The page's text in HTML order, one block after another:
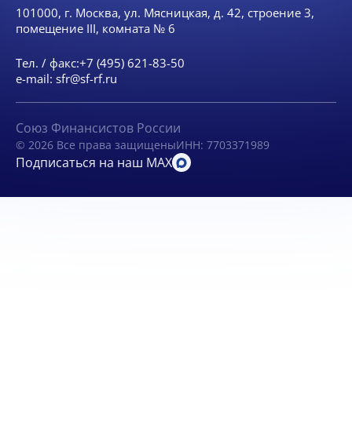
101000, г. Москва, ул. Мясницкая, д. 42, строение 3,
помещение III, комната № 6
Тел. / факс:+7 (495) 621-83-50
e-mail: sfr@sf-rf.ru
Союз Финансистов России
© 2026 Все права защищеныИНН: 7703371989
Подписаться на наш MAX